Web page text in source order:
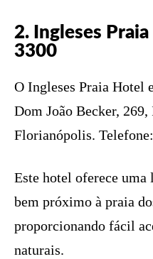
2. Ingleses
3300
O Ingleses Praia Hotel
Dom João Becker,
Florianópolis.
Este hotel oferece
bem próximo à praia
proporcionando fácil
naturais.